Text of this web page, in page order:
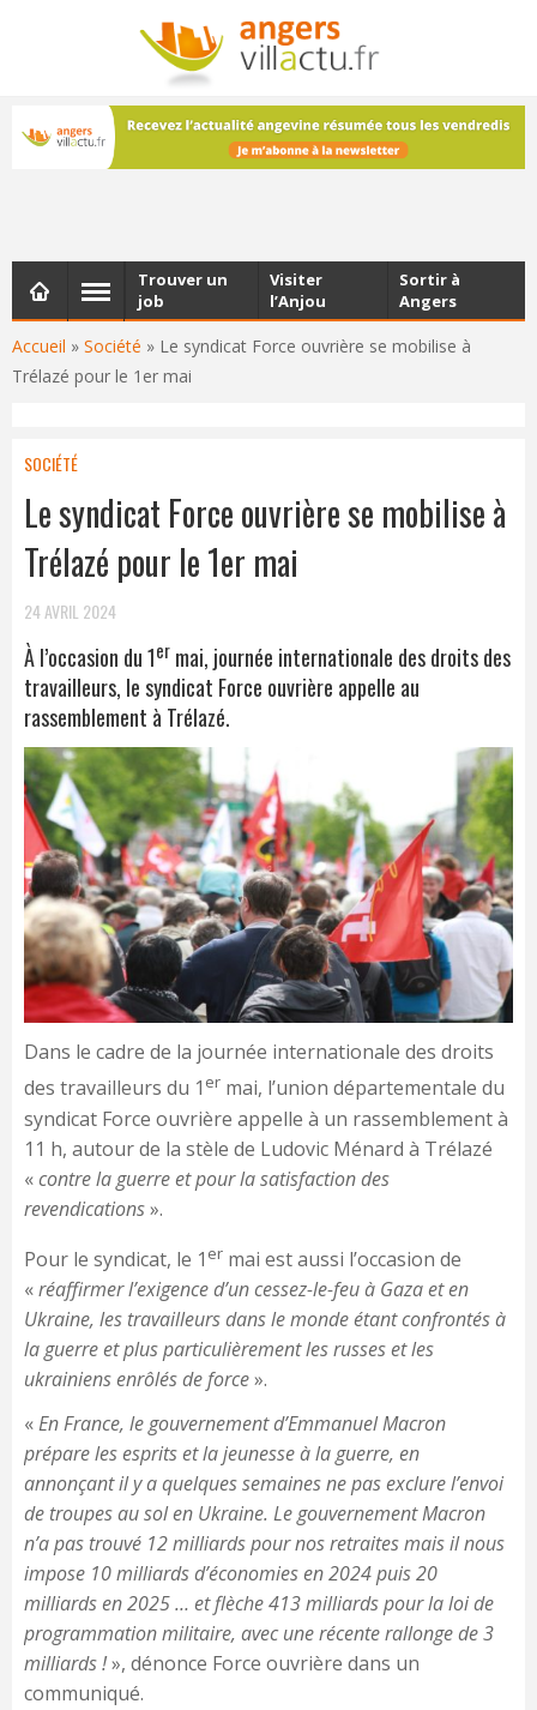
NEWSLETTER
Les dernières actualités d'Angers, chaque vendredi dans
votre boîte e-mail
Accueil » Société » Le syndicat Force ouvrière se mobilise à
Trélazé pour le 1er mai
Trouver un
job
Visiter
l’Anjou
Sortir à
Angers
SOCIÉTÉ
Le syndicat Force ouvrière se mobilise à
Trélazé pour le 1er mai
24 AVRIL 2024
À l’occasion du 1er mai, journée internationale des droits des
travailleurs, le syndicat Force ouvrière appelle au
rassemblement à Trélazé.
Dans le cadre de la journée internationale des droits
des travailleurs du 1 er mai, l’union départementale du
syndicat Force ouvrière appelle à un rassemblement à
11 h, autour de la stèle de Ludovic Ménard à Trélazé
«contre la guerre et pour la satisfaction des
revendications».
Pour le syndicat, le 1 er mai est aussi l’occasion de
«réaffirmer l’exigence d’un cessez-le-feu à Gaza et en
Ukraine, les travailleurs dans le monde étant confrontés à
la guerre et plus particulièrement les russes et les
ukrainiens enrôlés de force».
«En France, le gouvernement d’Emmanuel Macron
prépare les esprits et la jeunesse à la guerre, en
annonçant il y a quelques semaines ne pas exclure l’envoi
de troupes au sol en Ukraine. Le gouvernement Macron
n’a pas trouvé 12 milliards pour nos retraites mais il nous
impose 10 milliards d’économies en 2024 puis 20
milliards en 2025 … et flèche 413 milliards pour la loi de
programmation militaire, avec une récente rallonge de 3
milliards !», dénonce Force ouvrière dans un
communiqué.